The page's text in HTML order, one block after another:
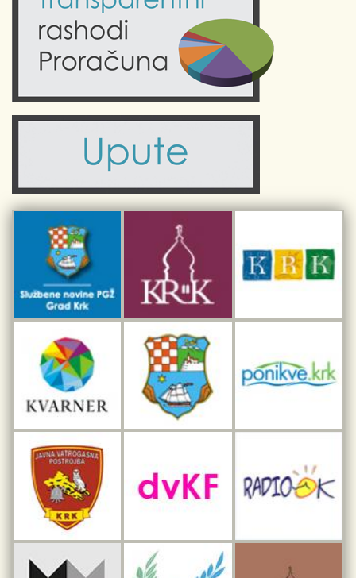
Obrazovanje
Civilni sektor (arhiva udruga)
Sport i rekreacija
Fotogalerije
Kalendar događanja
Turistička zajednica otoka Krka
Kulturno-turistička ruta Putovima Frankopana
Dar iz Krka
Interpretacijski centar pomorske baštine